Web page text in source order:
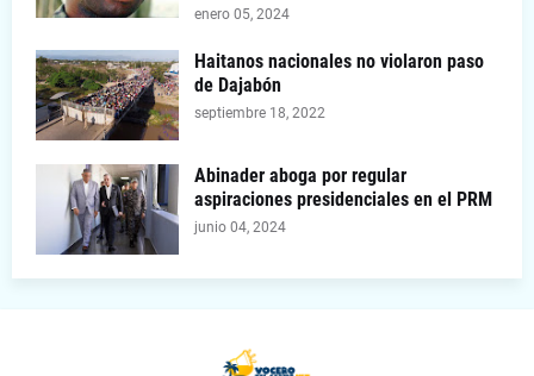
enero 05, 2024
Haitanos nacionales no violaron paso
de Dajabón
septiembre 18, 2022
Abinader aboga por regular
aspiraciones presidenciales en el PRM
junio 04, 2024